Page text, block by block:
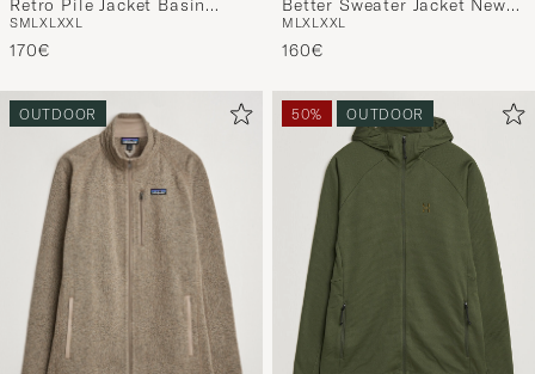
Retro Pile Jacket Basin
Green
SMLXLXXL
170€
Better Sweater Jacket New
Navy
M LXLXXL
160€
OUTDOOR 50% OUTDOOR